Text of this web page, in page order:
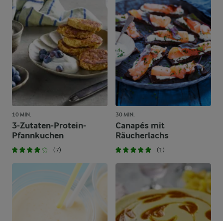
10 MIN.
3-Zutaten-Protein-
Pfannkuchen
(7)
30 MIN.
Canapés mit
Räucherlachs
(1)